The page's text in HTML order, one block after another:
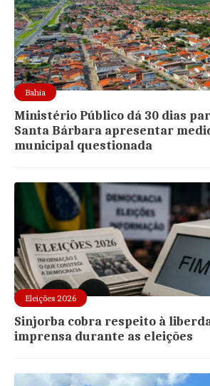
Bahia
Ministério Público dá 30 dias
Santa Bárbara apresentar
municipal questionada
Eleições 2026
Sinjorba cobra respeito à
imprensa durante as eleições